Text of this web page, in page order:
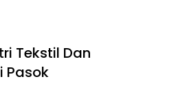
Tekstil Dan
Pasok